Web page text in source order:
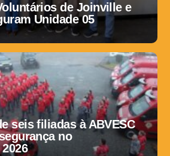
de Joinville e
Unidade 05
seis filiadas à ABVESC
no